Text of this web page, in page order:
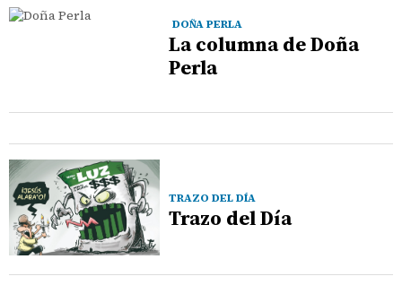
DOÑA PERLA
La columna de Doña
Perla
TRAZO DEL DÍA
Trazo del Día